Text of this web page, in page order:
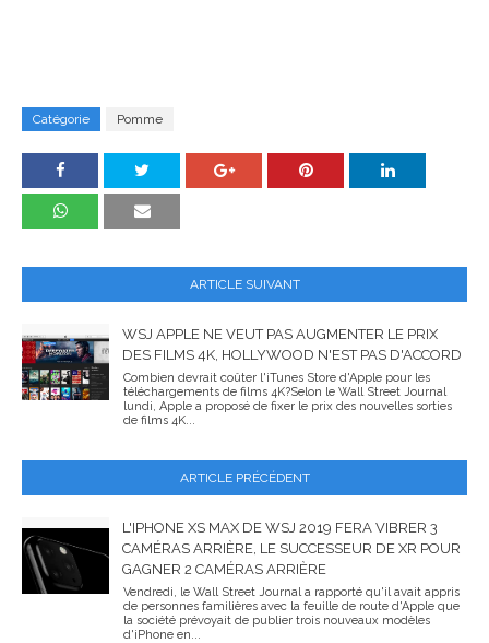
Catégorie Pomme
ARTICLE SUIVANT
WSJ APPLE NE VEUT PAS AUGMENTER LE PRIX
DES FILMS 4K, HOLLYWOOD N'EST PAS D'ACCORD
Combien devrait coûter l'iTunes Store d'Apple pour les
téléchargements de films 4K?Selon le Wall Street Journal
lundi, Apple a proposé de fixer le prix des nouvelles sorties
de films 4K...
ARTICLE PRÉCÉDENT
L'IPHONE XS MAX DE WSJ 2019 FERA VIBRER 3
CAMÉRAS ARRIÈRE, LE SUCCESSEUR DE XR POUR
GAGNER 2 CAMÉRAS ARRIÈRE
Vendredi, le Wall Street Journal a rapporté qu'il avait appris
de personnes familières avec la feuille de route d'Apple que
la société prévoyait de publier trois nouveaux modèles
d'iPhone en...